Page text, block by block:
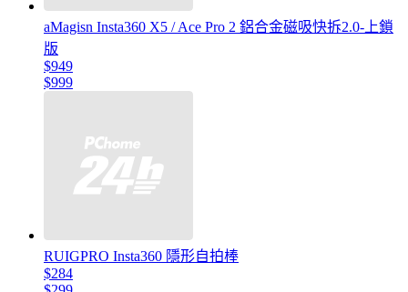
aMagisn Insta360 X5 / Ace Pro 2 鋁合金磁吸快拆2.0-上鎖
版
$949
$999
RUIGPRO Insta360 隱形自拍棒
$284